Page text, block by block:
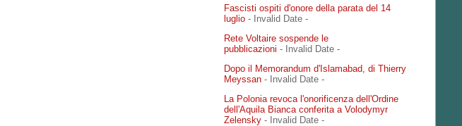
Fascisti ospiti d'onore della parata del 14
luglio - Invalid Date -
Rete Voltaire sospende le
pubblicazioni - Invalid Date -
Dopo il Memorandum d'Islamabad, di Thierry
Meyssan - Invalid Date -
La Polonia revoca l'onorificenza dell'Ordine
dell'Aquila Bianca conferita a Volodymyr
Zelensky - Invalid Date -